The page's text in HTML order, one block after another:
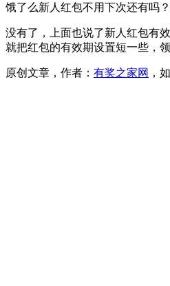
饿了么新人红包不用下次还有吗？
没有了，上面也说了新人红包有
就把红包的有效期设置短一些，
原创文章，作者： 有奖之家网 ，